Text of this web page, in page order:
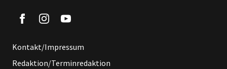
Kontakt/Impressum
Redaktion/Terminredaktion